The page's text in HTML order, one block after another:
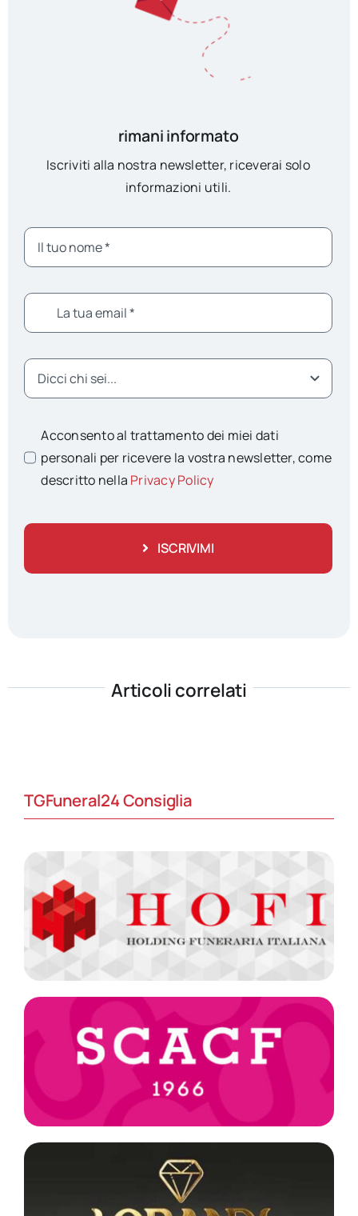
rimani informato
Iscriviti alla nostra newsletter, riceverai solo
informazioni utili.
Acconsento al trattamento dei miei dati
personali per ricevere la vostra newsletter, come
descritto nella Privacy Policy
ISCRIVIMI
Articoli correlati
TGFuneral24 Consiglia